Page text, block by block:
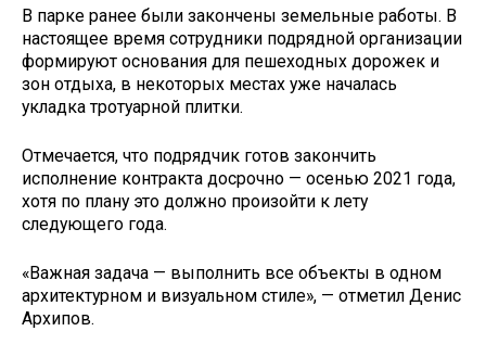
В парке ранее были закончены земельные работы. В
настоящее время сотрудники подрядной организации
формируют основания для пешеходных дорожек и
зон отдыха, в некоторых местах уже началась
укладка тротуарной плитки.
Отмечается, что подрядчик готов закончить
исполнение контракта досрочно — осенью 2021 года,
хотя по плану это должно произойти к лету
следующего года.
«Важная задача — выполнить все объекты в одном
архитектурном и визуальном стиле», — отметил Денис
Архипов.